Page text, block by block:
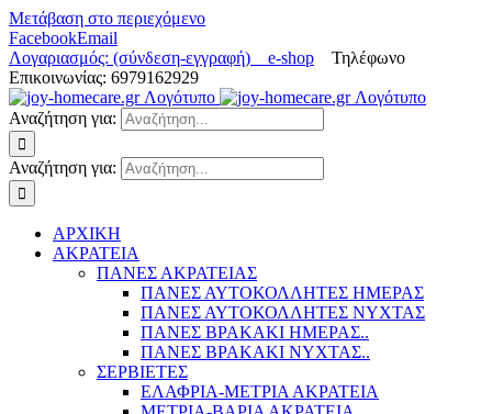
Μετάβαση στο περιεχόμενο
FacebookEmail
Λογαριασμός: (σύνδεση-εγγραφή) e-shop Τηλέφωνο
Επικοινωνίας: 6979162929
Αναζήτηση για:
Αναζήτηση για:
ΑΡΧΙΚΗ
ΑΚΡΑΤΕΙΑ
ΠΑΝΕΣ ΑΚΡΑΤΕΙΑΣ
ΠΑΝΕΣ ΑΥΤΟΚΟΛΛΗΤΕΣ ΗΜΕΡΑΣ
ΠΑΝΕΣ ΑΥΤΟΚΟΛΛΗΤΕΣ ΝΥΧΤΑΣ
ΠΑΝΕΣ ΒΡΑΚΑΚΙ ΗΜΕΡΑΣ..
ΠΑΝΕΣ ΒΡΑΚΑΚΙ ΝΥΧΤΑΣ..
ΣΕΡΒΙΕΤΕΣ
ΕΛΑΦΡΙΑ-ΜΕΤΡΙΑ ΑΚΡΑΤΕΙΑ